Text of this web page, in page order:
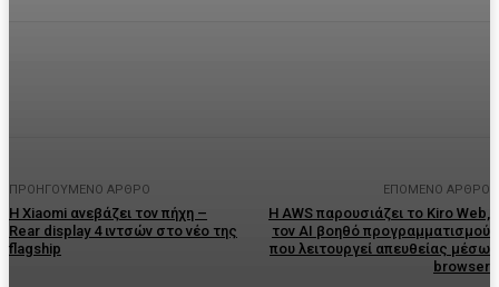
ΠΡΟΗΓΟΎΜΕΝΟ ΆΡΘΡΟ
Η Xiaomi ανεβάζει τον πήχη –
Rear display 4 ιντσών στο νέο της
flagship
ΕΠΌΜΕΝΟ ΆΡΘΡΟ
Η AWS παρουσιάζει το Kiro Web,
τον AI βοηθό προγραμματισμού
που λειτουργεί απευθείας μέσω
browser